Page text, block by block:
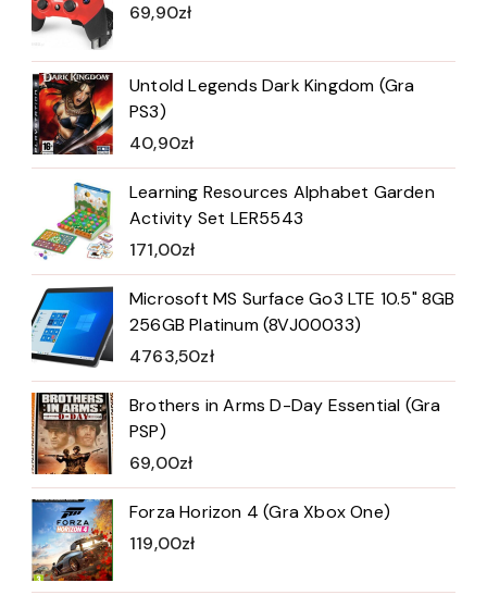
69,90zł
Untold Legends Dark Kingdom (Gra
PS3)
40,90zł
Learning Resources Alphabet Garden
Activity Set LER5543
171,00zł
Microsoft MS Surface Go3 LTE 10.5" 8GB
256GB Platinum (8VJ00033)
4763,50zł
Brothers in Arms D-Day Essential (Gra
PSP)
69,00zł
Forza Horizon 4 (Gra Xbox One)
119,00zł